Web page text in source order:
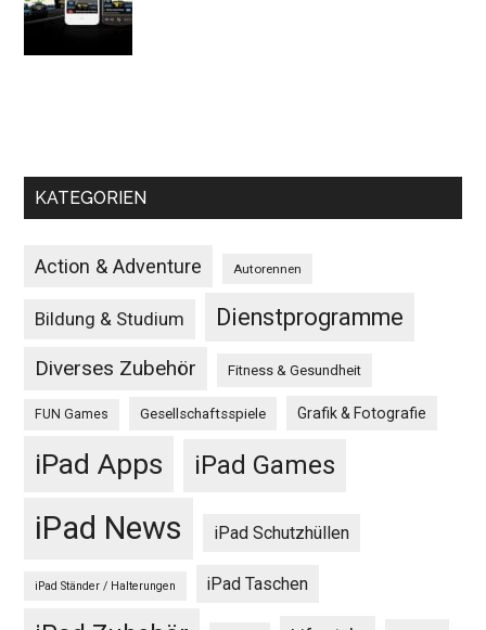
KATEGORIEN
Action & Adventure Autorennen
Bildung & Studium Dienstprogramme
Diverses Zubehör Fitness & Gesundheit
FUN Games Gesellschaftsspiele Grafik & Fotografie
iPad Apps iPad Games
iPad News iPad Schutzhüllen
iPad Ständer / Halterungen iPad Taschen